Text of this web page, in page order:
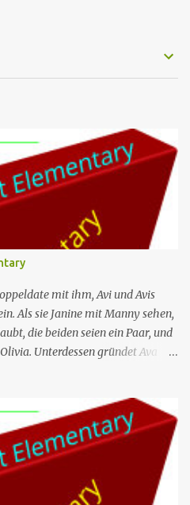
mit ihm, Avi und Avis
Als sie Janine mit Manny sehen,
die beiden seien ein Paar, und
Unterdessen gründet Ava
–, unterschiedlich
Titel Doppeldate Serie
3 Nr. (St.) 11 Original­titel Double
Garrett Werner Erstaus­
Erst­veröffent­